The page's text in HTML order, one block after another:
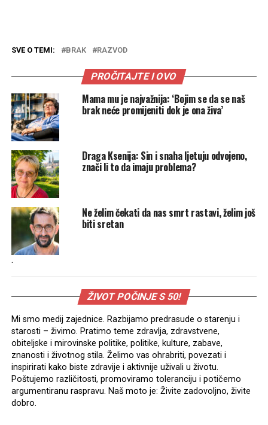
SVE O TEMI: BRAK RAZVOD
PROČITAJTE I OVO
Mama mu je najvažnija: ‘Bojim se da se naš
brak neće promijeniti dok je ona živa’
Draga Ksenija: Sin i snaha ljetuju odvojeno,
znači li to da imaju problema?
Ne želim čekati da nas smrt rastavi, želim još
biti sretan
.
ŽIVOT POČINJE S 50!
Mi smo medij zajednice. Razbijamo predrasude o starenju i
starosti – živimo. Pratimo teme zdravlja, zdravstvene,
obiteljske i mirovinske politike, politike, kulture, zabave,
znanosti i životnog stila. Želimo vas ohrabriti, povezati i
inspirirati kako biste zdravije i aktivnije uživali u životu.
Poštujemo različitosti, promoviramo toleranciju i potičemo
argumentiranu raspravu. Naš moto je: Živite zadovoljno, živite
dobro.